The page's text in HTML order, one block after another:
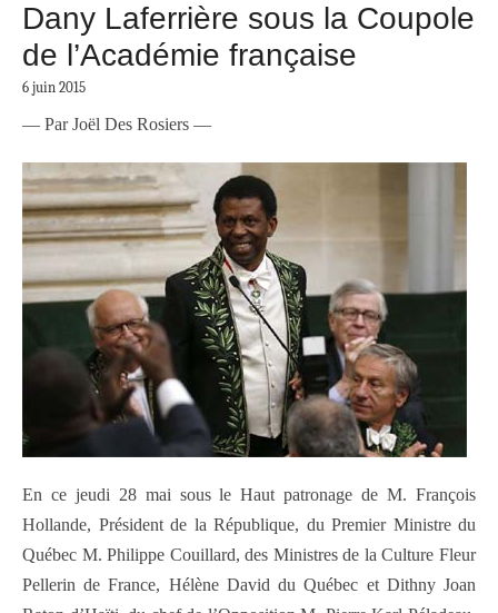
Dany Laferrière sous la Coupole
de l’Académie française
6 juin 2015
— Par Joël Des Rosiers —
En ce jeudi 28 mai sous le Haut patronage de M. François
Hollande, Président de la République, du Premier Ministre du
Québec M. Philippe Couillard, des Ministres de la Culture Fleur
Pellerin de France, Hélène David du Québec et Dithny Joan